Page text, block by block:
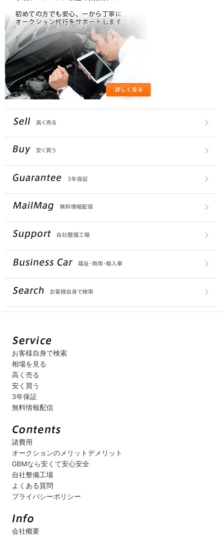
お客様自身で検索
相場を見る
高く売る
安く買う
3年保証
無料情報配信
諸費用
オークションのメリットデメリット
GBMなら安くて安心安全
自社整備工場
よくある質問
プライバシーポリシー
会社概要